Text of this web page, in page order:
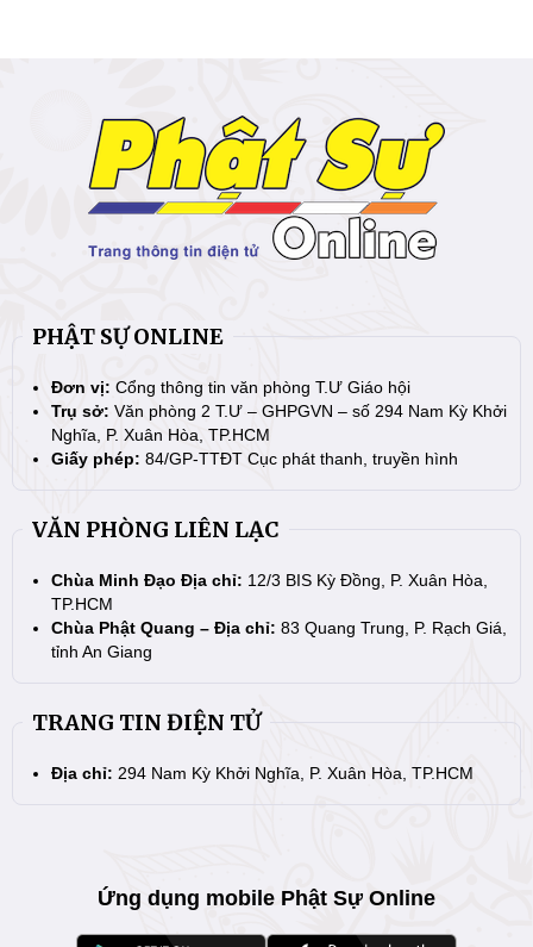
PHẬT SỰ ONLINE
Đơn vị: Cổng thông tin văn phòng T.Ư Giáo hội
Trụ sở: Văn phòng 2 T.Ư – GHPGVN – số 294 Nam Kỳ Khởi
Nghĩa, P. Xuân Hòa, TP.HCM
Giấy phép: 84/GP-TTĐT Cục phát thanh, truyền hình
VĂN PHÒNG LIÊN LẠC
Chùa Minh Đạo Địa chỉ: 12/3 BIS Kỳ Đồng, P. Xuân Hòa,
TP.HCM
Chùa Phật Quang – Địa chỉ: 83 Quang Trung, P. Rạch Giá,
tỉnh An Giang
TRANG TIN ĐIỆN TỬ
Địa chỉ: 294 Nam Kỳ Khởi Nghĩa, P. Xuân Hòa, TP.HCM
Ứng dụng mobile Phật Sự Online